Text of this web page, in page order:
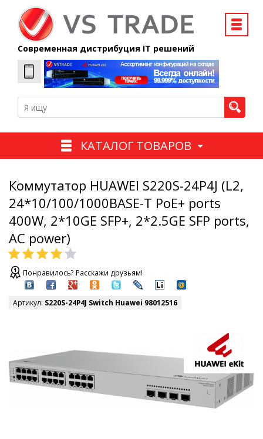
Современная дистрибуция IT решений
КАТАЛОГ ТОВАРОВ
Коммутатор HUAWEI S220S-24P4J (L2,
24*10/100/1000BASE-T PoE+ ports
400W, 2*10GE SFP+, 2*2.5GE SFP ports,
AC power)
Понравилось? Расскажи друзьям!
Артикул: S220S-24P4J Switch Huawei 98012516